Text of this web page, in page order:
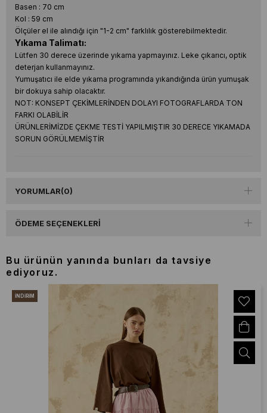
Basen : 70 cm
Kol : 59 cm
Ölçüler el ile alındığı için "1-2 cm" farklılık gösterebilmektedir.
Yıkama Talimatı:
Lütfen 30 derece üzerinde yıkama yapmayınız. Leke çıkarıcı, optik
deterjan kullanmayınız.
Yumuşatıcı ile elde yıkama programında yıkandığında ürün yumuşak
bir dokuya sahip olacaktır.
NOT: KONSEPT ÇEKİMLERİNDEN DOLAYI FOTOGRAFLARDA TON
FARKI OLABİLİR
ÜRÜNLERİMİZDE ÇEKME TESTİ YAPILMIŞTIR 30 DERECE YIKAMADA
SORUN GÖRÜLMEMİŞTİR
YORUMLAR(0)
ÖDEME SEÇENEKLERI
Bu ürünün yanında bunları da tavsiye
ediyoruz.
İNDIRIM